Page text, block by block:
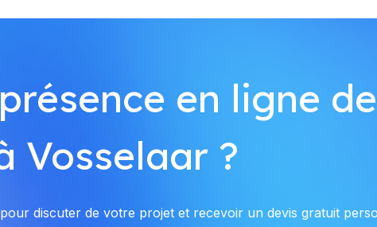
en ligne
Vosselaar ?
discuter de votre projet et recevoir un devis gratuit